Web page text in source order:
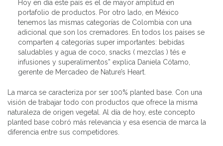
Hoy en día este país es el de mayor amplitud en
portafolio de productos. Por otro lado, en México
tenemos las mismas categorías de Colombia con una
adicional que son los cremadores. En todos los países se
comparten 4 categorías super importantes: bebidas
saludables y agua de coco, snacks ( mezclas ) tés e
infusiones y superalimentos” explica Daniela Cótamo,
gerente de Mercadeo de Nature’s Heart.
La marca se caracteriza por ser 100% planted base. Con una
visión de trabajar todo con productos que ofrece la misma
naturaleza de origen vegetal. Al día de hoy, este concepto
planted base cobró más relevancia y esa esencia de marca la
diferencia entre sus competidores.